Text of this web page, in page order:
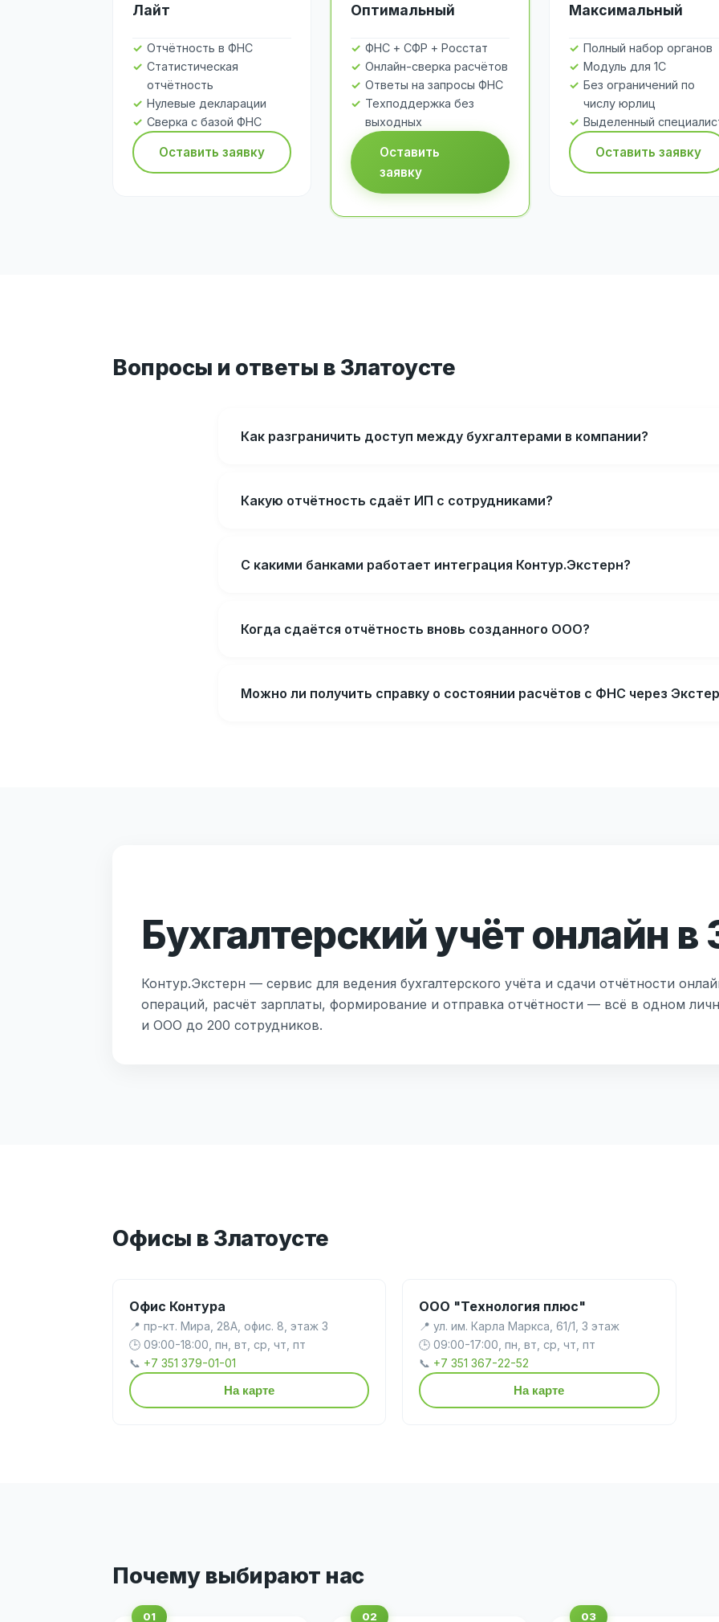
Лайт
Отчётность в ФНС
Статистическая
отчётность
Нулевые декларации
Сверка с базой ФНС
Оставить заявку
Оптимальный
ФНС + СФР + Росстат
Онлайн-сверка расчётов
Ответы на запросы ФНС
Техподдержка без
выходных
Оставить
заявку
Максимальный
Полный набор органов
Модуль для 1С
Без ограничений по
числу юрлиц
Выделенный
Оставить заявку
Вопросы и ответы в Златоусте
Как разграничить доступ между бухгалтерами в компании?
Какую отчётность сдаёт ИП с сотрудниками?
С какими банками работает интеграция Контур.Экстерн?
Когда сдаётся отчётность вновь созданного ООО?
Можно ли получить справку о состоянии расчётов с ФНС через
Бухгалтерский учёт онлайн в
Контур.Экстерн — сервис для ведения бухгалтерского учёта и сдачи отчётности
операций, расчёт зарплаты, формирование и отправка отчётности — всё в одном
и ООО до 200 сотрудников.
Офисы в Златоусте
Офис Контура
📍 пр-кт. Мира, 28А, офис. 8, этаж 3
🕒 09:00-18:00, пн, вт, ср, чт, пт
📞 +7 351 379-01-01
На карте
ООО "Технология плюс"
📍 ул. им. Карла Маркса, 61/1, 3 этаж
🕒 09:00-17:00, пн, вт, ср, чт, пт
📞 +7 351 367-22-52
На карте
Почему выбирают нас